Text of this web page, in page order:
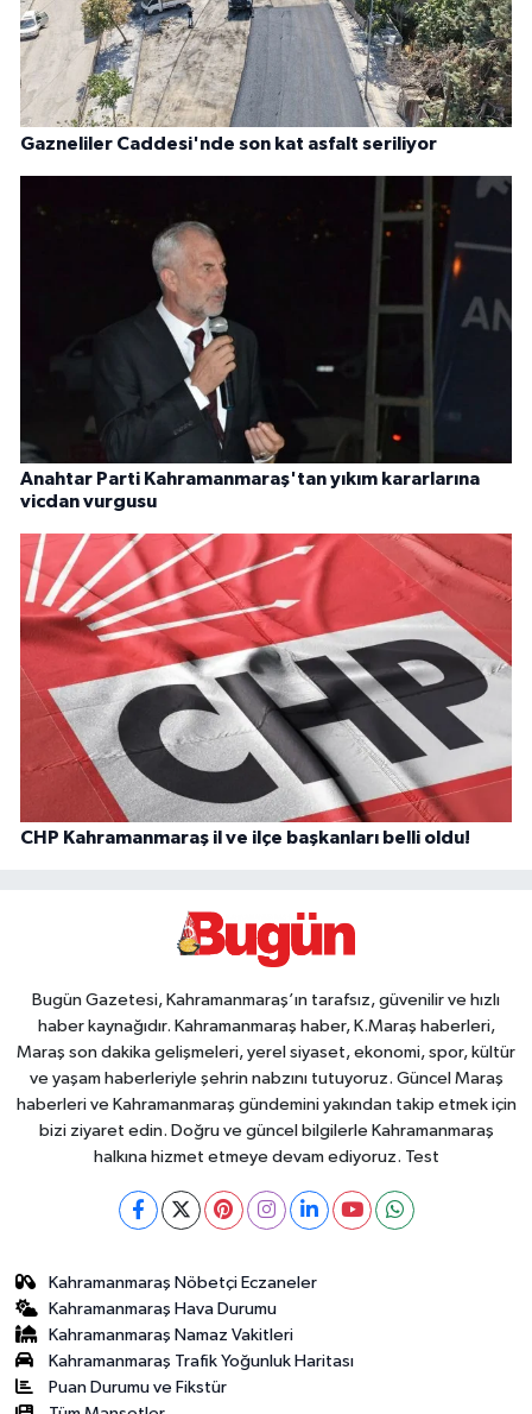
Gazneliler Caddesi'nde son kat asfalt seriliyor
Anahtar Parti Kahramanmaraş'tan yıkım kararlarına
vicdan vurgusu
CHP Kahramanmaraş il ve ilçe başkanları belli oldu!
Bugün Gazetesi, Kahramanmaraş’ın tarafsız, güvenilir ve hızlı
haber kaynağıdır. Kahramanmaraş haber, K.Maraş haberleri,
Maraş son dakika gelişmeleri, yerel siyaset, ekonomi, spor, kültür
ve yaşam haberleriyle şehrin nabzını tutuyoruz. Güncel Maraş
haberleri ve Kahramanmaraş gündemini yakından takip etmek için
bizi ziyaret edin. Doğru ve güncel bilgilerle Kahramanmaraş
halkına hizmet etmeye devam ediyoruz. Test
Kahramanmaraş Nöbetçi Eczaneler
Kahramanmaraş Hava Durumu
Kahramanmaraş Namaz Vakitleri
Kahramanmaraş Trafik Yoğunluk Haritası
Puan Durumu ve Fikstür